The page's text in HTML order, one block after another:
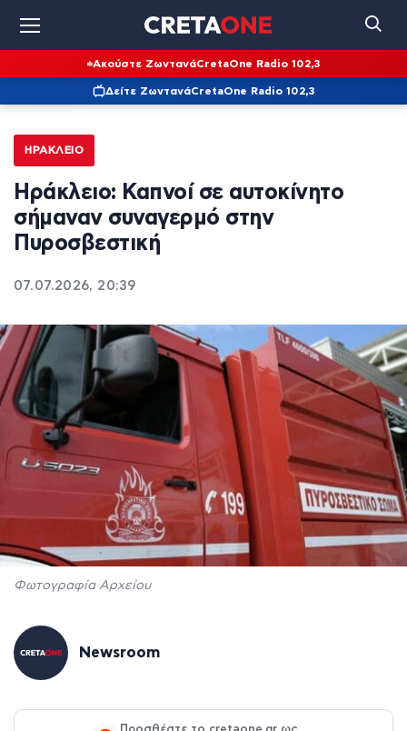
Ακούστε ΖωντανάCretaOne Radio 102,3
Δείτε ΖωντανάCretaOne Radio 102,3
ΗΡΆΚΛΕΙΟ
Ηράκλειο: Καπνοί σε αυτοκίνητο
σήμαναν συναγερμό στην
Πυροσβεστική
07.07.2026, 20:39
Φωτογραφία Αρχείου
Newsroom